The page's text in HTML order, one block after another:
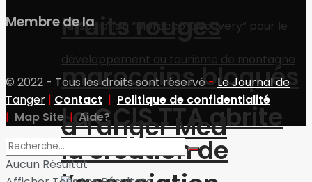
La CCIS TTA abrite
la création de
Fruits rouges
marocains bloqués
à Tanger Med
Membre de la
© 2022 - Tous les droits sont réservé - Le Journal de
Tanger | Contact | Politique de confidentialité
| Map Site |Aide?
Aucun Résultat